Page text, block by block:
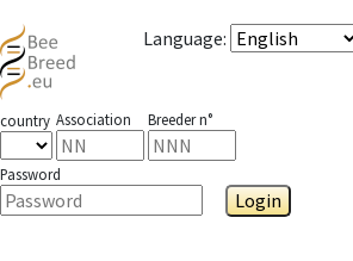
Language:
country Association Breeder n°
Password
Login